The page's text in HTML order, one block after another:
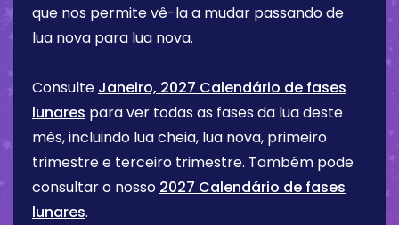
que nos permite vê-la a mudar passando de
lua nova para lua nova.
Consulte Janeiro, 2027 Calendário de fases
lunares para ver todas as fases da lua deste
mês, incluindo lua cheia, lua nova, primeiro
trimestre e terceiro trimestre. Também pode
consultar o nosso 2027 Calendário de fases
lunares.